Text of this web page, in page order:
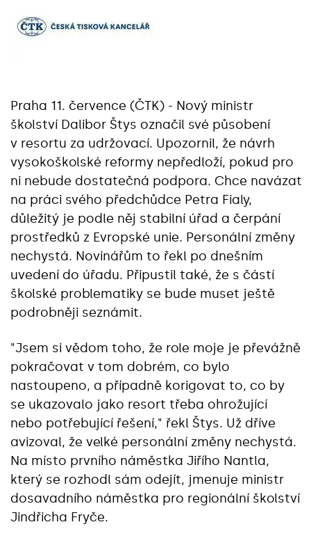
Praha 11. července (ČTK) - Nový ministr
školství Dalibor Štys označil své působení
v resortu za udržovací. Upozornil, že návrh
vysokoškolské reformy nepředloží, pokud pro
ni nebude dostatečná podpora. Chce navázat
na práci svého předchůdce Petra Fialy,
důležitý je podle něj stabilní úřad a čerpání
prostředků z Evropské unie. Personální změny
nechystá. Novinářům to řekl po dnešním
uvedení do úřadu. Připustil také, že s částí
školské problematiky se bude muset ještě
podrobněji seznámit.
"Jsem si vědom toho, že role moje je převážně
pokračovat v tom dobrém, co bylo
nastoupeno, a případně korigovat to, co by
se ukazovalo jako resort třeba ohrožující
nebo potřebující řešení," řekl Štys. Už dříve
avizoval, že velké personální změny nechystá.
Na místo prvního náměstka Jiřího Nantla,
který se rozhodl sám odejít, jmenuje ministr
dosavadního náměstka pro regionální školství
Jindřicha Fryče.